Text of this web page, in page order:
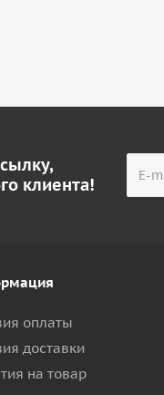
клиента!
оплаты
доставки
на товар